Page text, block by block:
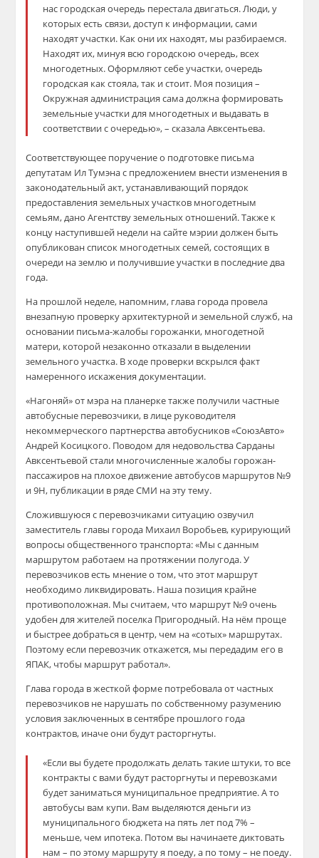
нас городская очередь перестала двигаться. Люди, у
которых есть связи, доступ к информации, сами
находят участки. Как они их находят, мы разбираемся.
Находят их, минуя всю городскою очередь, всех
многодетных. Оформляют себе участки, очередь
городская как стояла, так и стоит. Моя позиция –
Окружная администрация сама должна формировать
земельные участки для многодетных и выдавать в
соответствии с очередью», – сказала Авксентьева.
Соответствующее поручение о подготовке письма
депутатам Ил Тумэна с предложением внести изменения в
законодательный акт, устанавливающий порядок
предоставления земельных участков многодетным
семьям, дано Агентству земельных отношений. Также к
концу наступившей недели на сайте мэрии должен быть
опубликован список многодетных семей, состоящих в
очереди на землю и получившие участки в последние два
года.
На прошлой неделе, напомним, глава города провела
внезапную проверку архитектурной и земельной служб, на
основании письма-жалобы горожанки, многодетной
матери, которой незаконно отказали в выделении
земельного участка. В ходе проверки вскрылся факт
намеренного искажения документации.
«Нагоняй» от мэра на планерке также получили частные
автобусные перевозчики, в лице руководителя
некоммерческого партнерства автобусников «СоюзАвто»
Андрей Косицкого. Поводом для недовольства Сарданы
Авксентьевой стали многочисленные жалобы горожан-
пассажиров на плохое движение автобусов маршрутов №9
и 9Н, публикации в ряде СМИ на эту тему.
Сложившуюся с перевозчиками ситуацию озвучил
заместитель главы города Михаил Воробьев, курирующий
вопросы общественного транспорта: «Мы с данным
маршрутом работаем на протяжении полугода. У
перевозчиков есть мнение о том, что этот маршрут
необходимо ликвидировать. Наша позиция крайне
противоположная. Мы считаем, что маршрут №9 очень
удобен для жителей поселка Пригородный. На нём проще
и быстрее добраться в центр, чем на «сотых» маршрутах.
Поэтому если перевозчик откажется, мы передадим его в
ЯПАК, чтобы маршрут работал».
Глава города в жесткой форме потребовала от частных
перевозчиков не нарушать по собственному разумению
условия заключенных в сентябре прошлого года
контрактов, иначе они будут расторгнуты.
«Если вы будете продолжать делать такие штуки, то все
контракты с вами будут расторгнуты и перевозками
будет заниматься муниципальное предприятие. А то
автобусы вам купи. Вам выделяются деньги из
муниципального бюджета на пять лет под 7% –
меньше, чем ипотека. Потом вы начинаете диктовать
нам – по этому маршруту я поеду, а по тому – не поеду.